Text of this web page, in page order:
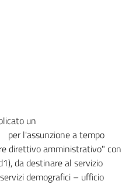
un
per l'assunzione a tempo
direttivo amministrativo" con
da destinare al servizio
demografici – ufficio